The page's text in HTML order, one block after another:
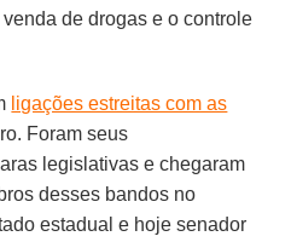
de drogas e o controle
ligações estreitas com as
Foram seus
legislativas e chegaram
desses bandos no
estadual e hoje senador